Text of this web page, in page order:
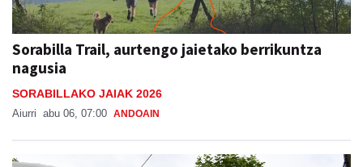
Sorabilla Trail, aurtengo jaietako berrikuntza
nagusia
SORABILLAKO JAIAK 2026
Aiurri abu 06, 07:00 ANDOAIN